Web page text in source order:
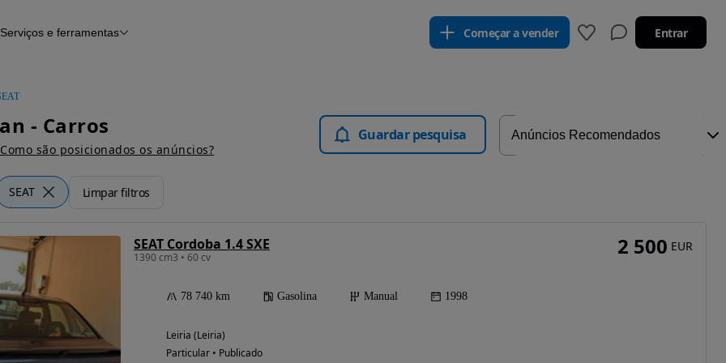
Serviços e ferramentas Começar a vender Entrar
- Carros
Como são posicionados os anúncios?
Guardar pesquisa
SEAT Limpar filtros
SEAT Cordoba 1.4 SXE
1390 cm3 • 60 cv
78 740 km Gasolina Manual 1998
Leiria (Leiria)
Particular • Publicado
2 500 EUR